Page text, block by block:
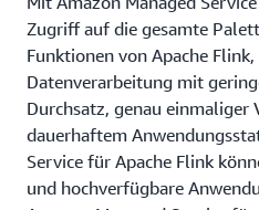
Zugriff auf die gesamte
Funktionen von Apache
Datenverarbeitung mit
Durchsatz, genau einmaliger
dauerhaftem
Service für Apache Flink
und hochverfügbare